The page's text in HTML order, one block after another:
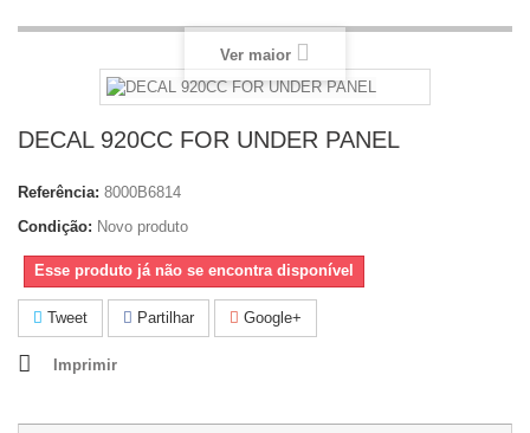
Ver maior
DECAL 920CC FOR UNDER PANEL
Referência: 8000B6814
Condição: Novo produto
Esse produto já não se encontra disponível
Tweet Partilhar Google+
Imprimir